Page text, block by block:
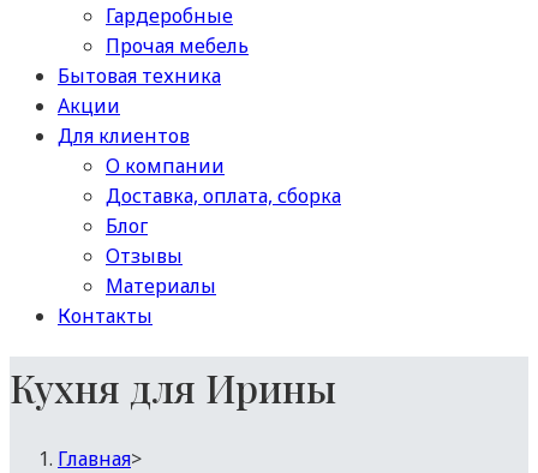
Гардеробные
Прочая мебель
Бытовая техника
Акции
Для клиентов
О компании
Доставка, оплата, сборка
Блог
Отзывы
Материалы
Контакты
Кухня для Ирины
Главная>